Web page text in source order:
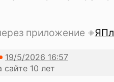
приложение
10 лет